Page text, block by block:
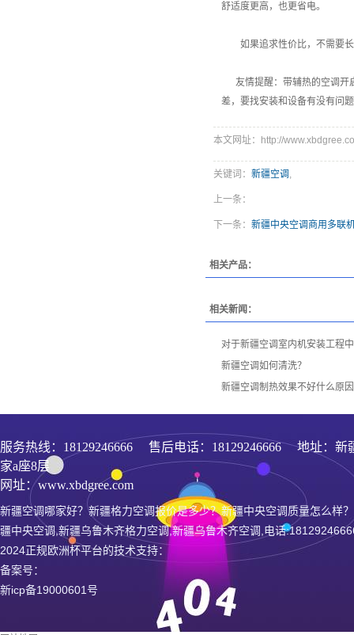
舒适度更高，也更省电。
如果追求性价比，不需要长
友情提醒：带辅热的空调开
差，要找安装和设备有没有问
本文网址：http://
关键词： 新疆空调 ,
上一条：
下一条： 新疆中央空调商用多联
相关产品：
相关新闻：
对于新疆空调室内机安装工程
新疆空调如何清洗？
新疆空调制热效果不好什么原
服务热线： 18129246666 售后电话：18129246666 地址：新
家a座8层
网址：www.xbdgree.com
新疆空调哪家好？新疆格力空调报价是多少？新疆中央空调质量怎么样
疆中央空调,新疆乌鲁木齐格力空调,新疆乌鲁木齐空调,电话
2024正规欧洲杯平台的技术支持：
备案号：
新icp备19000601号